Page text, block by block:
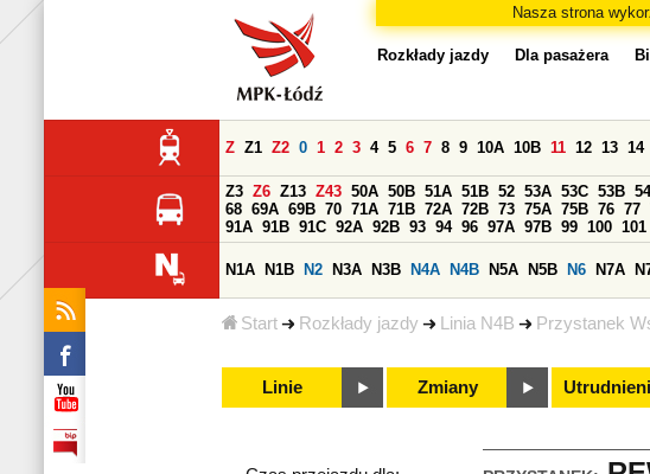
Nasza strona
Start Rozkłady jazdy Linia N4B Przystanek
Rozkłady jazdy Dla pasażera
Z Z1 Z2 0 1 2 3 4 5 6 7 8 9 10A 10B 11 12 13 14
Z3 Z6 Z13 Z43 50A 50B 51A 51B 52 53A 53C 53B
68 69A 69B 70 71A 71B 72A 72B 73 75A 75B 76 77
91A 91B 91C 92A 92B 93 94 96 97A 97B 99 100 101
N1A N1B N2 N3A N3B N4A N4B N5A N5B N6 N7A
Linie Zmiany